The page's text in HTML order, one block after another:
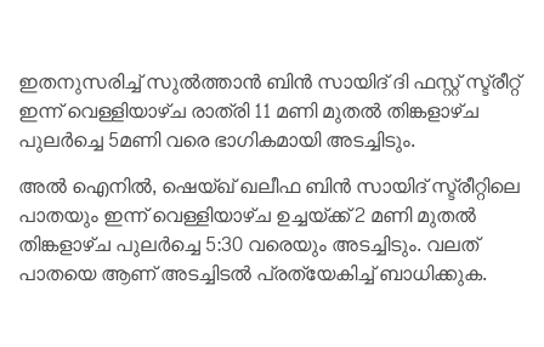
ഇതനുസരിച്ച് സുൽത്താൻ ബിൻ സായിദ് ദി ഫസ്റ്റ് സ്ട്രീറ്റ്
ഇന്ന് വെള്ളിയാഴ്ച രാത്രി 11 മണി മുതൽ തിങ്കളാഴ്ച
പുലർച്ചെ 5മണി വരെ ഭാഗികമായി അടച്ചിടും.
അൽ ഐനിൽ, ഷെയ്ഖ് ഖലീഫ ബിൻ സായിദ് സ്ട്രീറ്റിലെ
പാതയും ഇന്ന് വെള്ളിയാഴ്ച ഉച്ചയ്ക്ക് 2 മണി മുതൽ
തിങ്കളാഴ്ച പുലർച്ചെ 5:30 വരെയും അടച്ചിടും. വലത്
പാതയെ ആണ് അടച്ചിടൽ പ്രത്യേകിച്ച് ബാധിക്കുക.